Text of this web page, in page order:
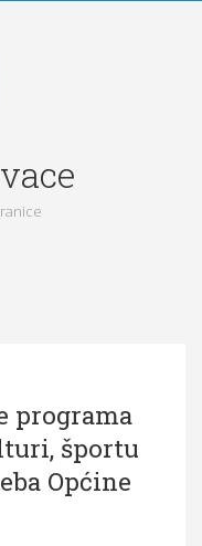
programa
športu
Općine